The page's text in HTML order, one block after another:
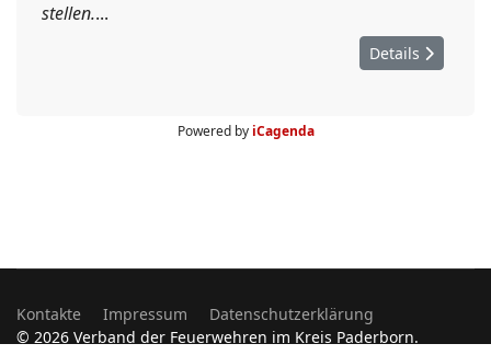
stellen....
Details
Powered by iCagenda
Kontakte Impressum
Datenschutzerklärung
© 2026 Verband der Feuerwehren im Kreis Paderborn.